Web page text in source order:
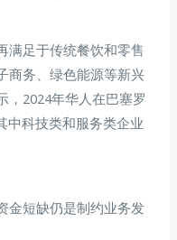
满足于传统餐饮和零售
商务、绿色能源等新兴
，2024年华人在巴塞罗
中科技类和服务类企业
金短缺仍是制约业务发